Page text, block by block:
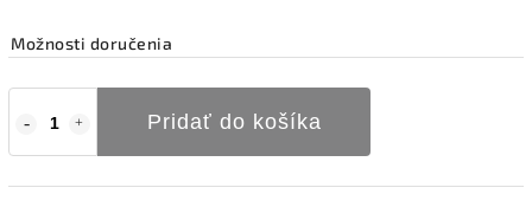
Možnosti doručenia
Pridať do košíka